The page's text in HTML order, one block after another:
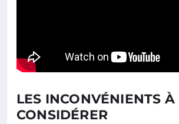
LES INCONVÉNIENTS À
CONSIDÉRER